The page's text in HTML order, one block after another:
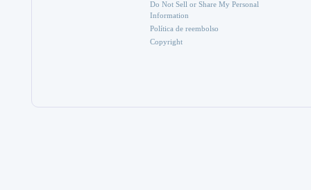
Do Not Sell or Share My Personal
Information
Política de reembolso
Copyright